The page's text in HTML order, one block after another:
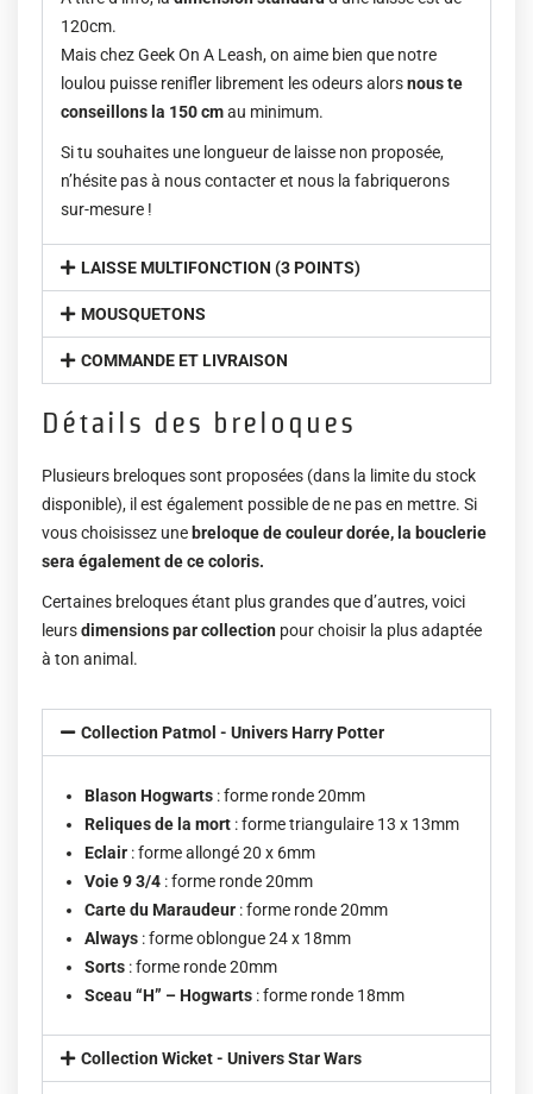
120cm.
Mais chez Geek On A Leash, on aime bien que notre
loulou puisse renifler librement les odeurs alorsnous te
conseillons la 150 cmau minimum.
Si tu souhaites une longueur de laisse non proposée,
n’hésite pas à nous contacter et nous la fabriquerons
sur-mesure !
LAISSE MULTIFONCTION (3 POINTS)
MOUSQUETONS
COMMANDE ET LIVRAISON
Détails des breloques
Plusieurs breloques sont proposées (dans la limite du stock
disponible), il est également possible de ne pas en mettre. Si
vous choisissez une breloque de couleur dorée, la bouclerie
sera également de ce coloris.
Certaines breloques étant plus grandes que d’autres, voici
leursdimensions par collection pour choisir la plus adaptée
à ton animal.
Collection Patmol - Univers Harry Potter
Blason Hogwarts : forme ronde 20mm
Reliques de la mort : forme triangulaire 13 x 13mm
Eclair : forme allongé 20 x 6mm
Voie 9 3/4 : forme ronde 20mm
Carte du Maraudeur : forme ronde 20mm
Always : forme oblongue 24 x 18mm
Sorts : forme ronde 20mm
Sceau “H” – Hogwarts : forme ronde 18mm
Collection Wicket - Univers Star Wars